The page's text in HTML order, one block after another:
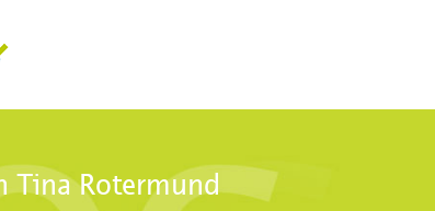
Rotermund